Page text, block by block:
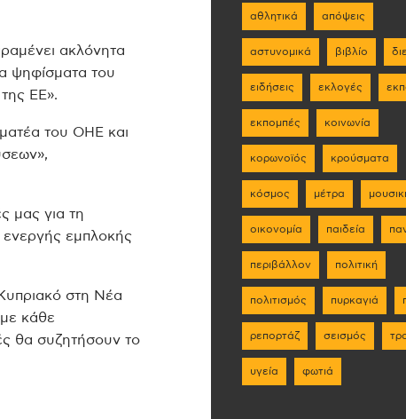
ακλόνητα
ψηφίσματα του
ΕΕ».
του ΟΗΕ και
μας για τη
ενεργής εμπλοκής
στη Νέα
κάθε
θα συζητήσουν το
αθλητικά απόψεις
αστυνομικά βιβλίο
ειδήσεις εκλογές
εκπομπές κοινωνία
κορωνοϊός κρούσματα
κόσμος μέτρα
οικονομία παιδεία
περιβάλλον πολιτική
πολιτισμός πυρκαγιά
ρεπορτάζ σεισμός
υγεία φωτιά